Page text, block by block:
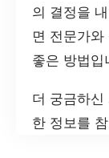
의 결정을
면 전문가
좋은 방법입
더 궁금하신
한 정보를